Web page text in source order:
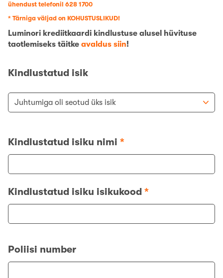
ühendust telefonil 628 1700
* Tärniga väljad on KOHUSTUSLIKUD!
Luminori krediitkaardi kindlustuse alusel hüvituse
taotlemiseks täitke avaldus siin!
Kindlustatud isik
Kindlustatud isiku nimi *
Kindlustatud isiku isikukood *
Poliisi number